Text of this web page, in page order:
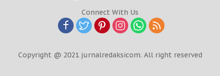
Connect With Us
Copyright @ 2021 jurnalredaksicom. All right reserved